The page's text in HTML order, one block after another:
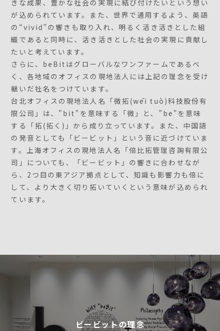
きな成果、豊かな社会の実現に結び付けたいという想い
が込められています。また、世界で通用するよう、英語
の“vivid”の響きも取り入れ、明るく活き活きとした組
織であると同時に、活き活きとした社会の実現に貢献し
たいと考えています。
さらに、beBitはグローバルなワンファームであるべ
く、各地域のオフィスの現地法人には上記の理念を受け
継いだ社名をつけています。
台北オフィスの現地法人名「微拓(wēi tuò)科技股份有
限公司」は、”bit”を意味する「微」と、”be”を意味
する「拓(拓く)」から成り立っています。また、中国語
の発音としても「ビービット」という音に近づけていま
す。上海オフィスの現地法人名「倍比拓管理咨詢有限公
司」についても、「ビービット」の響きに合わせなが
ら、2つ目の東アジア拠点として、知識も影響力も倍に
して、より大きく切り拓いていくという意味が込められ
ています。
ビービットの理念